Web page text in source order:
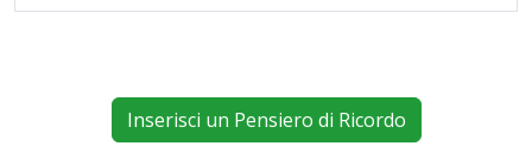
Inserisci un Pensiero di Ricordo